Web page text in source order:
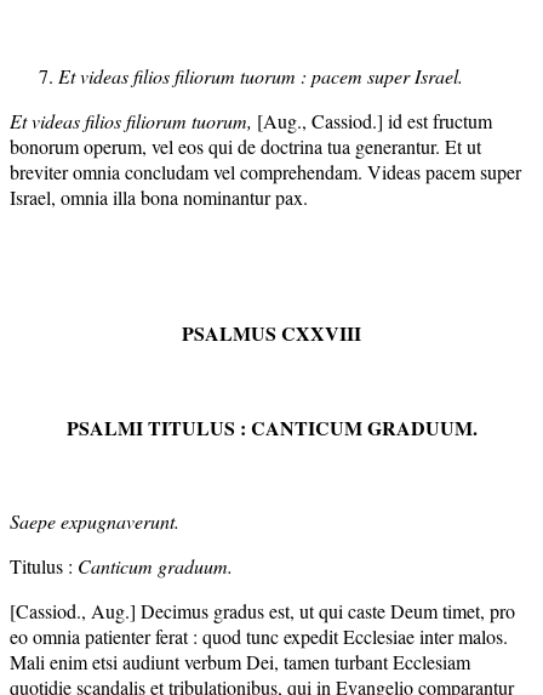
Et videas filios filiorum tuorum : pacem super Israel.
Et videas filios filiorum tuorum, [Aug., Cassiod.] id est fructum
bonorum operum, vel eos qui de doctrina tua generantur. Et ut
breviter omnia concludam vel comprehendam. Videas pacem super
Israel, omnia illa bona nominantur pax.
PSALMUS CXXVIII
PSALMI TITULUS : CANTICUM GRADUUM.
Saepe expugnaverunt.
Titulus : Canticum graduum.
[Cassiod., Aug.] Decimus gradus est, ut qui caste Deum timet, pro
eo omnia patienter ferat : quod tunc expedit Ecclesiae inter malos.
Mali enim etsi audiunt verbum Dei, tamen turbant Ecclesiam
quotidie scandalis et tribulationibus, qui in Evangelio comparantur